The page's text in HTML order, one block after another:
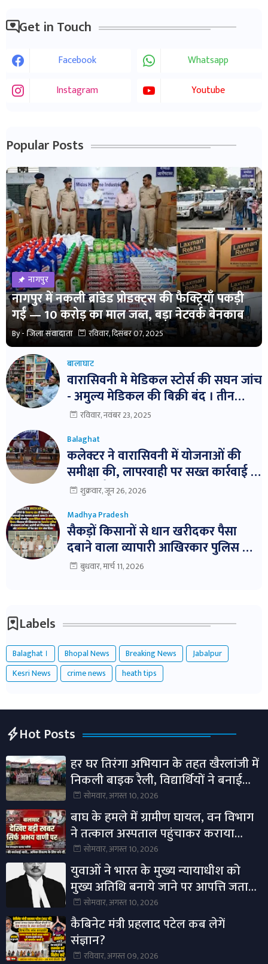
Get in Touch
Facebook
Whatsapp
Instagram
Youtube
Popular Posts
नागपुर
नागपुर में नकली ब्रांडेड प्रोडक्ट्स की फैक्ट्रियाँ पकड़ी
गईं — 10 करोड़ का माल जब्त, बड़ा नेटवर्क बेनकाब
By - जिला संवादाता रविवार, दिसंबर 07, 2025
बालाघाट
वारासिवनी मे मेडिकल स्टोर्स की सघन जांच
- अमुल्य मेडिकल की बिक्री बंद । तीन
दवाईयो के नमुने जांच हेतु भेजे ।
रविवार, नवंबर 23, 2025
Balaghat
कलेक्टर ने वारासिवनी में योजनाओं की
समीक्षा की, लापरवाही पर सख्त कार्रवाई के
निर्देश। बैठक में विभागवार समीक्षा,
कार्रवाई के निर्देश
शुक्रवार, जून 26, 2026
Madhya Pradesh
सैकड़ों किसानों से धान खरीदकर पैसा
दबाने वाला व्यापारी आखिरकार पुलिस के
शिकंजे में!
बुधवार, मार्च 11, 2026
Labels
Balaghat । Bhopal News Breaking News
Jabalpur
Kesri News
crime news heath tips
Hot Posts
हर घर तिरंगा अभियान के तहत खैरलांजी में
निकली बाइक रैली, विद्यार्थियों ने बनाई
मानव श्रृंखला।
सोमवार, अगस्त 10, 2026
बाघ के हमले में ग्रामीण घायल, वन विभाग
ने तत्काल अस्पताल पहुंचाकर कराया
उपचारघटना के बाद क्षेत्र में बढ़ाई गई
निगरानी, ग्रामीणों से कोर क्षेत्र में प्रवेश नहीं
करने की अपील।
सोमवार, अगस्त 10, 2026
युवाओं ने भारत के मुख्य न्यायाधीश को
मुख्य अतिथि बनाये जाने पर आपत्ति जताई,
जिन्होंने युवाओं को कॉकरोच कहा था!
सोमवार, अगस्त 10, 2026
कैबिनेट मंत्री प्रहलाद पटेल कब लेगें
संज्ञान?
रविवार, अगस्त 09, 2026